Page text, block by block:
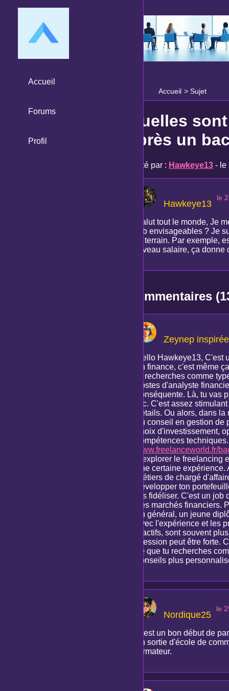
Accueil > Sujet
Accueil
Forums
Profil
Quelles
après un
Posté par : Hawkeye13 - le
Hawkeye13
le
Salut tout le monde, Je
job envisageables ? Je
le terrain. Par exemple,
niveau salaire, ça
Commentaires
Zeynep
Hello Hawkeye13,
en finance, c'est même
tu recherches comme
postes d'analyste
conséquente. Là, tu vas
etc. C'est assez
détails. Ou alors, dans
du conseil en gestion
choix d'investissement,
compétences
www.freelanceworld.fr/
d'explorer le freelancing
une certaine
métiers de chargé
développer ton
les fidéliser. C'est un
des marchés financiers.
en général, un jeune
avec l'expérience et les
d'actifs, sont souvent
pression peut être forte.
ce que tu recherches
conseils plus
Nordique25
le
C'est un bon début de
en sortie d'école de
formateur.